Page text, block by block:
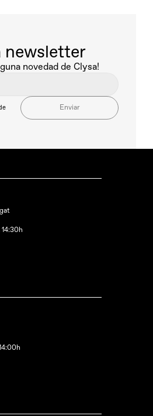
newsletter
novedad de Clysa!
Enviar